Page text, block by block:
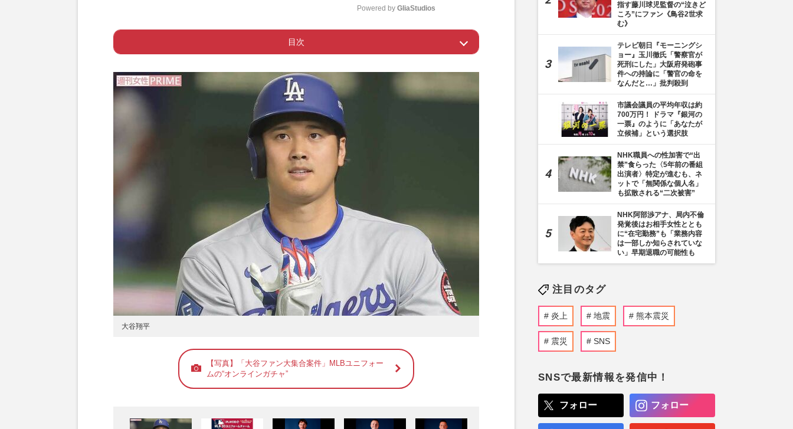
t
Powered by GliaStudios
目次
Page 1 ー MLBの“ガチャ”新作が発売
大谷翔平
【写真】「大谷ファン大集合案件」MLBユニフォー
ムの“オンラインガチャ”
指す藤川球児監督の“泣きど
ころ”にファン《鳥谷2世求
む》
テレビ朝日『モーニングシ
ョー』玉川徹氏「警察官が
死刑にした」大阪府発砲事
件への持論に「警官の命を
なんだと…」批判殺到
市議会議員の平均年収は約
700万円！ ドラマ『銀河の
一票』のように「あなたが
立候補」という選択肢
NHK職員への性加害で“出
禁”食らった〈5年前の番組
出演者〉特定が進むも、ネ
ットで「無関係な個人名」
も拡散される“二次被害”
NHK阿部渉アナ、局内不倫
発覚後はお相手女性ととも
に“在宅勤務”も「業務内容
は一部しか知らされていな
い」早期退職の可能性も
注目のタグ
炎上 地震 熊本震災
震災 SNS
SNSで最新情報を発信中！
フォロー フォロー